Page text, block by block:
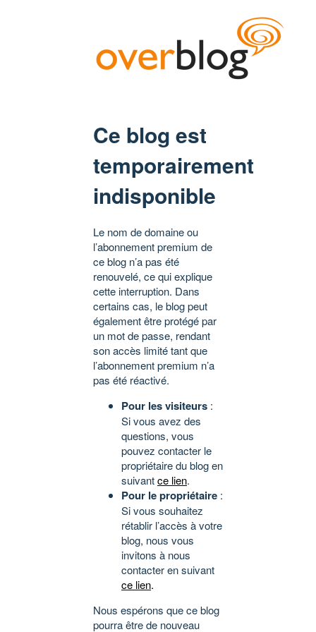
Ce blog est
temporairement
indisponible
Le nom de domaine ou
l’abonnement premium de
ce blog n’a pas été
renouvelé, ce qui explique
cette interruption. Dans
certains cas, le blog peut
également être protégé par
un mot de passe, rendant
son accès limité tant que
l’abonnement premium n’a
pas été réactivé.
Pour les visiteurs :
Si vous avez des
questions, vous
pouvez contacter le
propriétaire du blog en
suivantce lien.
Pour le propriétaire :
Si vous souhaitez
rétablir l’accès à votre
blog, nous vous
invitons à nous
contacter en suivant
ce lien.
Nous espérons que ce blog
pourra être de nouveau